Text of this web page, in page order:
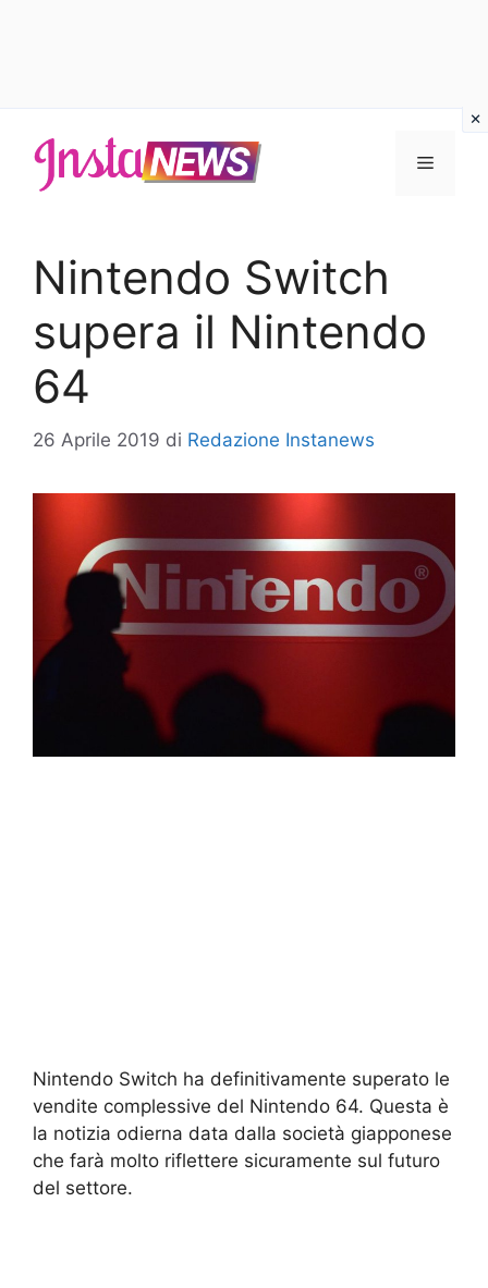
contenuto
Menu
Nintendo Switch
supera il Nintendo
64
26 Aprile 2019 di Redazione Instanews
Nintendo Switch ha definitivamente superato le
vendite complessive del Nintendo 64. Questa è
la notizia odierna data dalla società giapponese
che farà molto riflettere sicuramente sul futuro
del settore.